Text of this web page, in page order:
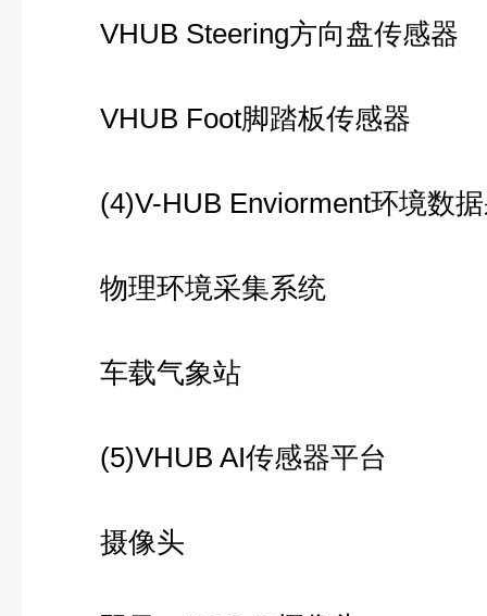
VHUB Steering方向盘传感器
VHUB Foot脚踏板传感器
(4)V-HUB Enviorment环境数据
物理环境采集系统
车载气象站
(5)VHUB AI传感器平台
摄像头